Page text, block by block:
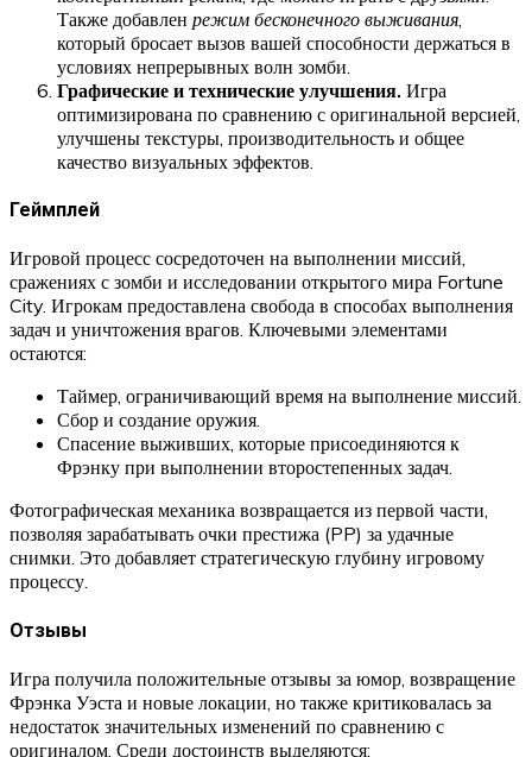
Также добавлен режим бесконечного выживания
который бросает вызов вашей способности держаться в
условиях непрерывных волн зомби.
Графические и технические улучшения. Игра
оптимизирована по сравнению с оригинальной версией,
улучшены текстуры, производительность и общее
качество визуальных эффектов.
Геймплей
Игровой процесс сосредоточен на выполнении миссий,
сражениях с зомби и исследовании открытого мира Fortune
City. Игрокам предоставлена свобода в способах выполнения
задач и уничтожения врагов. Ключевыми элементами
остаются:
Таймер, ограничивающий время на выполнение миссий.
Сбор и создание оружия.
Спасение выживших, которые присоединяются к
Фрэнку при выполнении второстепенных задач.
Фотографическая механика возвращается из первой части,
позволяя зарабатывать очки престижа (PP) за удачные
снимки. Это добавляет стратегическую глубину игровому
процессу.
Отзывы
Игра получила положительные отзывы за юмор, возвращение
Фрэнка Уэста и новые локации, но также критиковалась за
недостаток значительных изменений по сравнению с
оригиналом. Среди достоинств выделяются: